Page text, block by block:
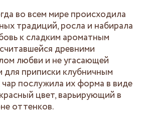
во всем мире происходила
традиций, росла и набирала
к сладким ароматным
древними
любви и не угасающей
приписки клубничным
послужила их форма в виде
цвет, варьирующий в
оттенков.